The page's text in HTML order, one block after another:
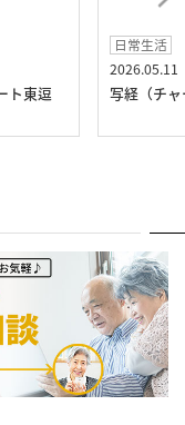
（チャームスイート東逗子